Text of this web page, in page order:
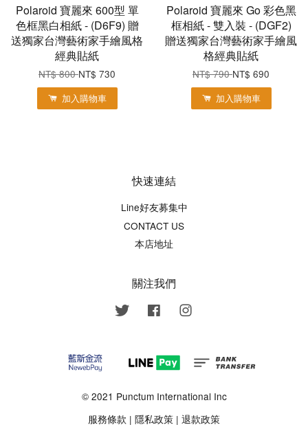
Polaroid 寶麗來 600型 單
色框黑白相紙 - (D6F9) 贈
送獨家台灣藝術家手繪風格
經典貼紙
NT$ 800NT$ 730
加入購物車
Polaroid 寶麗來 Go 彩色黑
框相紙 - 雙入裝 - (DGF2)
贈送獨家台灣藝術家手繪風
格經典貼紙
NT$ 790NT$ 690
加入購物車
快速連結
Line好友募集中
CONTACT US
本店地址
關注我們
Twitter Facebook
© 2021 Punctum International Inc
服務條款 | 隱私政策 | 退款政策